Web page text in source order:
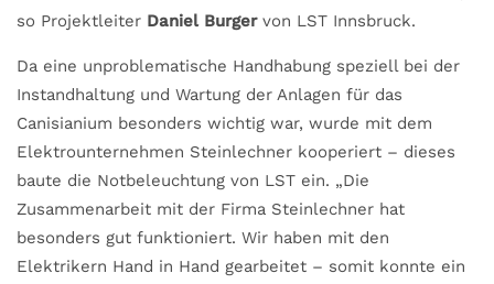
so Projektleiter Daniel Burgervon LST Innsbruck.
Da eine unproblematische Handhabung speziell bei der
Instandhaltung und Wartung der Anlagen für das
Canisianium besonders wichtig war, wurde mit dem
Elektrounternehmen Steinlechner kooperiert – dieses
baute die Notbeleuchtung von LST ein. „Die
Zusammenarbeit mit der Firma Steinlechner hat
besonders gut funktioniert. Wir haben mit den
Elektrikern Hand in Hand gearbeitet – somit konnte ein